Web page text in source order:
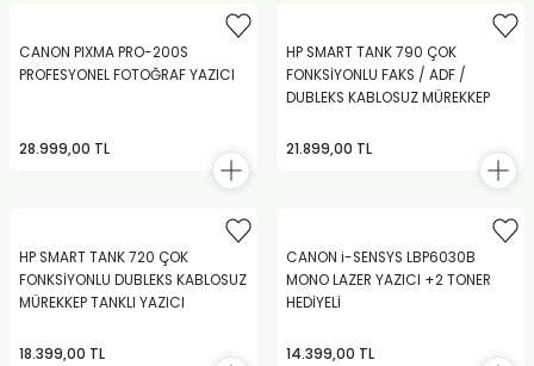
CANON PIXMA PRO-200S
PROFESYONEL FOTOĞRAF YAZICI
28.999,00 TL
HP SMART TANK 790 ÇOK
FONKSİYONLU FAKS / ADF /
DUBLEKS KABLOSUZ MÜREKKEP
21.899,00 TL
HP SMART TANK 720 ÇOK
FONKSİYONLU DUBLEKS KABLOSUZ
MÜREKKEP TANKLI YAZICI
18.399,00 TL
CANON i-SENSYS LBP6030B
MONO LAZER YAZICI +2 TONER
HEDİYELİ
14.399,00 TL